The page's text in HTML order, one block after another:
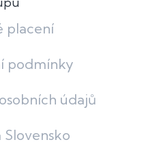
placení
podmínky
údajů
Slovensko